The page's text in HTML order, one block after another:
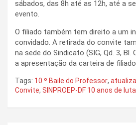
sábados, das 8h até as 12h, até a
evento.
O filiado também tem direito a um
convidado. A retirada do convite
na sede do Sindicato (SIG, Qd. 3, Bl.
a apresentação da carteira de
Tags: 10 º Baile do Professor,
Convite, SINPROEP-DF 10 anos de luta